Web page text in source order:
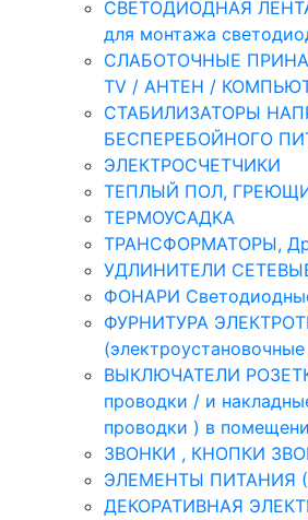
СВЕТОДИОДНАЯ
для монтажа
СЛАБОТОЧНЫЕ
TV / АНТЕН /
СТАБИЛИЗАТОРЫ
БЕСПЕРЕБОЙНОГО
ЭЛЕКТРОСЧЕТЧИКИ
ТЕПЛЫЙ ПОЛ,
ТЕРМОУСАДКА
ТРАНСФОРМАТОРЫ,
УДЛИНИТЕЛИ
ФОНАРИ
ФУРНИТУРА
ВЫКЛЮЧАТЕЛИ
проводки / и
проводки ) в
ЗВОНКИ , КНОПКИ
ЭЛЕМЕНТЫ ПИТАНИЯ
ДЕКОРАТИВНАЯ